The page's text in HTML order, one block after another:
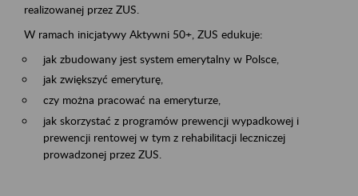
realizowanej przez ZUS.
W ramach inicjatywy Aktywni 50+, ZUS edukuje:
jak zbudowany jest system emerytalny w Polsce,
jak zwiększyć emeryturę,
czy można pracować na emeryturze,
jak skorzystać z programów prewencji wypadkowej i
prewencji rentowej w tym z rehabilitacji leczniczej
prowadzonej przez ZUS.